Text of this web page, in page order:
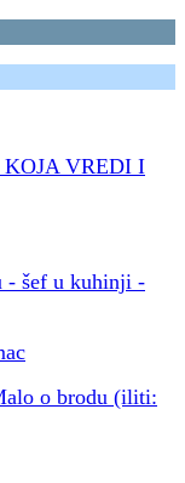
VREDI I
- šef u kuhinji -
o brodu (iliti: